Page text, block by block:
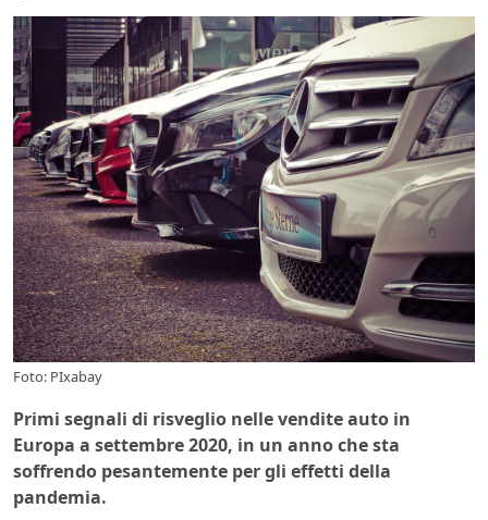
Foto: PIxabay
Primi segnali di risveglio nelle vendite auto in
Europa a settembre 2020, in un anno che sta
soffrendo pesantemente per gli effetti della
pandemia.